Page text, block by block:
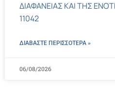
ΔΙΑΦΑΝΕΙΑΣ ΚΑΙ ΤΗΣ
11042
ΔΙΑΒΑΣΤΕ ΠΕΡΙΣΣΌΤΕΡΑ »
06/08/2026